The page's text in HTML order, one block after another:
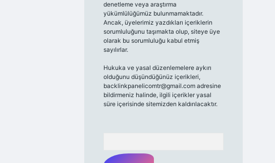
denetleme veya araştırma
yükümlülüğümüz bulunmamaktadır.
Ancak, üyelerimiz yazdıkları içeriklerin
sorumluluğunu taşımakta olup, siteye üye
olarak bu sorumluluğu kabul etmiş
sayılırlar.
Hukuka ve yasal düzenlemelere aykırı
olduğunu düşündüğünüz içerikleri,
backlinkpanelicomtr@gmail.comadresine
bildirmeniz halinde, ilgili içerikler yasal
süre içerisinde sitemizden kaldırılacaktır.